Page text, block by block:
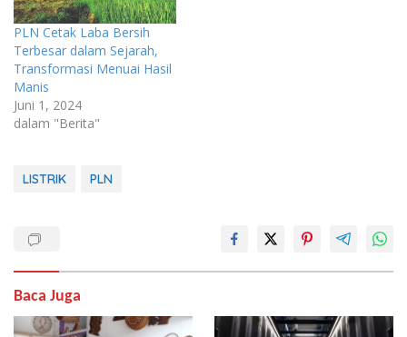
PLN Cetak Laba Bersih
Terbesar dalam Sejarah,
Transformasi Menuai Hasil
Manis
Juni 1, 2024
dalam "Berita"
LISTRIK PLN
Baca Juga